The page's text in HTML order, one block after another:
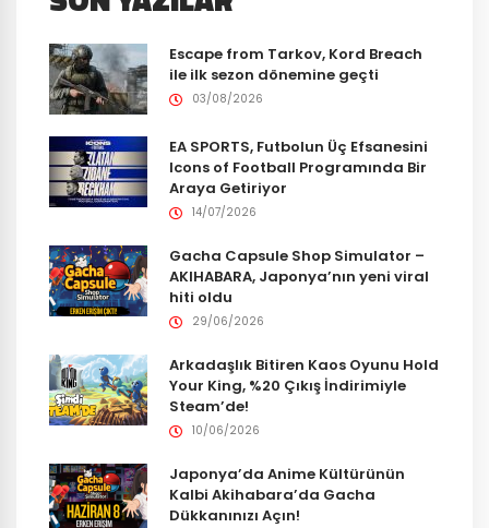
Escape from Tarkov, Kord Breach
ile ilk sezon dönemine geçti
03/08/2026
EA SPORTS, Futbolun Üç Efsanesini
Icons of Football Programında Bir
Araya Getiriyor
14/07/2026
Gacha Capsule Shop Simulator –
AKIHABARA, Japonya’nın yeni viral
hiti oldu
29/06/2026
Arkadaşlık Bitiren Kaos Oyunu Hold
Your King, %20 Çıkış İndirimiyle
Steam’de!
10/06/2026
Japonya’da Anime Kültürünün
Kalbi Akihabara’da Gacha
Dükkanınızı Açın!